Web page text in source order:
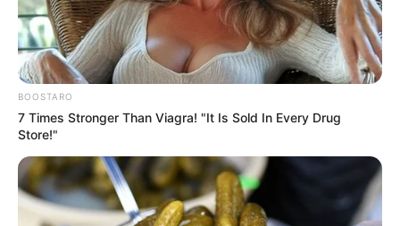
Visszatért Varga Judit, váratlan
dolgot tett
1. Lezárták a Magyar Péterrel
kapcsolatos ügyet
BOOSTARO
7 Times Stronger Than Viagra! "It Is Sold In Every Drug
Store!"